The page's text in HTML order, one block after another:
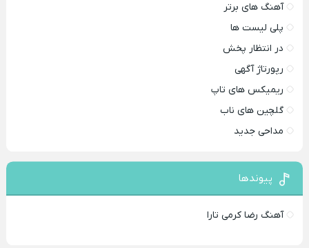
آهنگ های برتر
پلی لیست ها
در انتظار پخش
رپورتاژ آگهی
ریمیکس های تاپ
گلچین های ناب
مداحی جدید
پیوندها
آهنگ رضا کرمی تارا